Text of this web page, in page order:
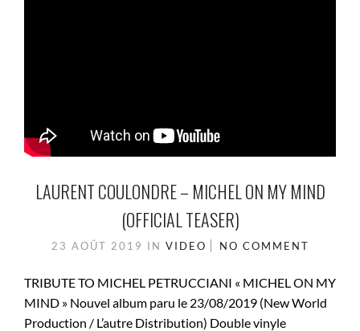
LAURENT COULONDRE – MICHEL ON MY MIND
(OFFICIAL TEASER)
23 AOÛT 2019 IN VIDEO NO COMMENT
TRIBUTE TO MICHEL PETRUCCIANI « MICHEL ON MY
MIND » Nouvel album paru le 23/08/2019 (New World
Production / L’autre Distribution) Double vinyle